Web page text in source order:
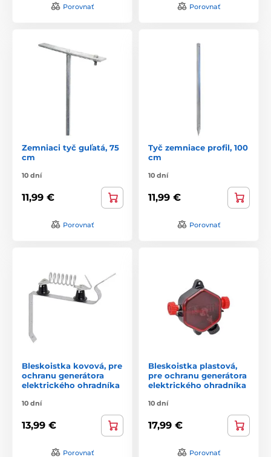
Porovnať Porovnať
Zemniaci tyč guľatá, 75
cm
10 dní
11,99 €
Porovnať
Tyč zemniace profil, 100
cm
10 dní
11,99 €
Porovnať
Bleskoistka kovová, pre
ochranu generátora
elektrického ohradníka
10 dní
13,99 €
Porovnať
Bleskoistka plastová,
pre ochranu generátora
elektrického ohradníka
10 dní
17,99 €
Porovnať